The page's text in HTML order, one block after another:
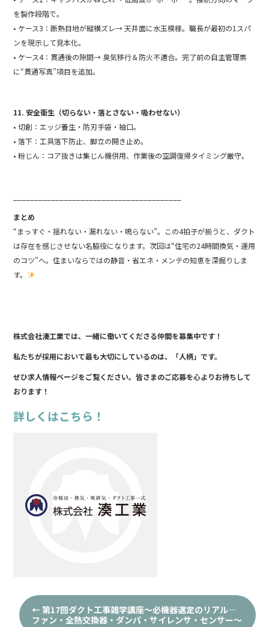
を製作段階で。
• ケース3：断熱目地が縦横ズレ→ 天井面に水玉模様。職長が最初の1スパ
ンを現示して見本化。
• ケース4：貫通後の隙間→ 臭気移行＆防火不適合。完了前の自主管理票
に“貫通写真”項目を追加。
11. 安全衛生（切らない・落とさない・吸わせない）
• 切創：エッジ養生・防刃手袋・袖口。
• 落下：工具落下防止、脚立の開き止め。
• 粉じん：コア抜きは集じん機併用、作業後の空調復帰タイミング厳守。
まとめ
“まっすぐ・揺れない・漏れない・鳴らない”。この4拍子が揃うと、ダクト
は存在を感じさせない名脇役になります。次回は“住宅の24時間換気・運用
のコツ”へ。住まいならではの静音・省エネ・メンテの知恵を深掘りしま
す。
株式会社湊工業では、一緒に働いてくださる仲間を募集中です！
私たちが採用において最も大切にしているのは、「人柄」です。
ぜひ求人情報ページをご覧ください。皆さまのご応募を心よりお待ちして
おります！
詳しくはこちら！
←第17回ダクト工事雑学講座～必機器選定のリアル—
ファン・全熱交換器・ダンパ・サイレンサ・センサー～